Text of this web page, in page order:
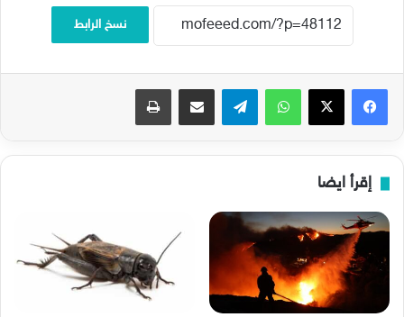
نسخ الرابط
فيسبوك‫X واتساب تيلقرام مشاركة عبر البريد طباعة
إقرأ ايضا